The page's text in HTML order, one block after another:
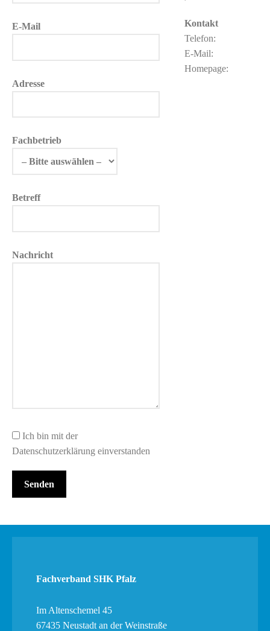
E-Mail
Adresse
Fachbetrieb
Betreff
Nachricht
Ich bin mit der
Datenschutzerklärung einverstanden
Kontakt
Telefon:
E-Mail:
Homepage:
Fachverband SHK Pfalz
Im Altenschemel 45
67435 Neustadt an der Weinstraße